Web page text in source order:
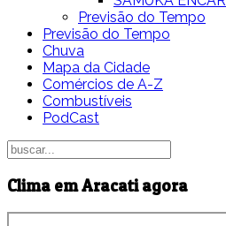
Previsão do Tempo
Previsão do Tempo
Chuva
Mapa da Cidade
Comércios de A-Z
Combustíveis
PodCast
Clima em Aracati agora